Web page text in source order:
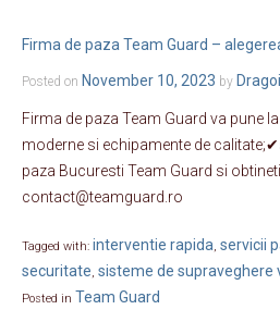
Firma de paza Team Guard –
Posted on November 10, 2023 by
Firma de paza Team Guard va
moderne si echipamente de
paza Bucuresti Team Guard si
contact@teamguard.ro
Tagged with: interventie rapida, servicii
securitate, sisteme de supraveghere
Posted in Team Guard